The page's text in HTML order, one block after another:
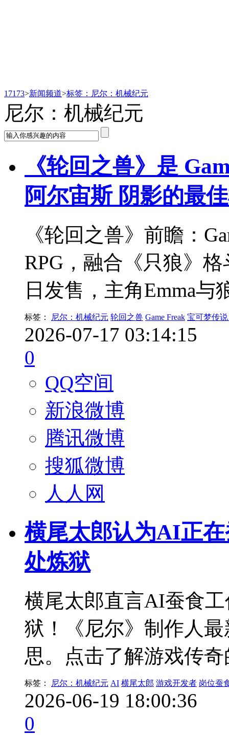
17173>新闻频道>标签：尼尔：机械纪元
尼尔：机械纪元
《轮回之兽》是
阿尔宙斯 阴影的最
《轮回之兽》前瞻：
RPG，融合《只狼》
日发售，主角Emma与
标签： 尼尔：机械纪元 轮回之兽 Game Freak 宝可梦传
2026-07-17 03:14:15
0
QQ空间
新浪微博
腾讯微博
搜狐微博
人人网
横尾太郎认为AI正
处炼狱
横尾太郎直言AI蚕食
狱！《尼尔》制作人
思。点击了解游戏传
标签： 尼尔：机械纪元 AI 横尾太郎 游戏开发者 岗位蚕
2026-06-19 18:00:36
0